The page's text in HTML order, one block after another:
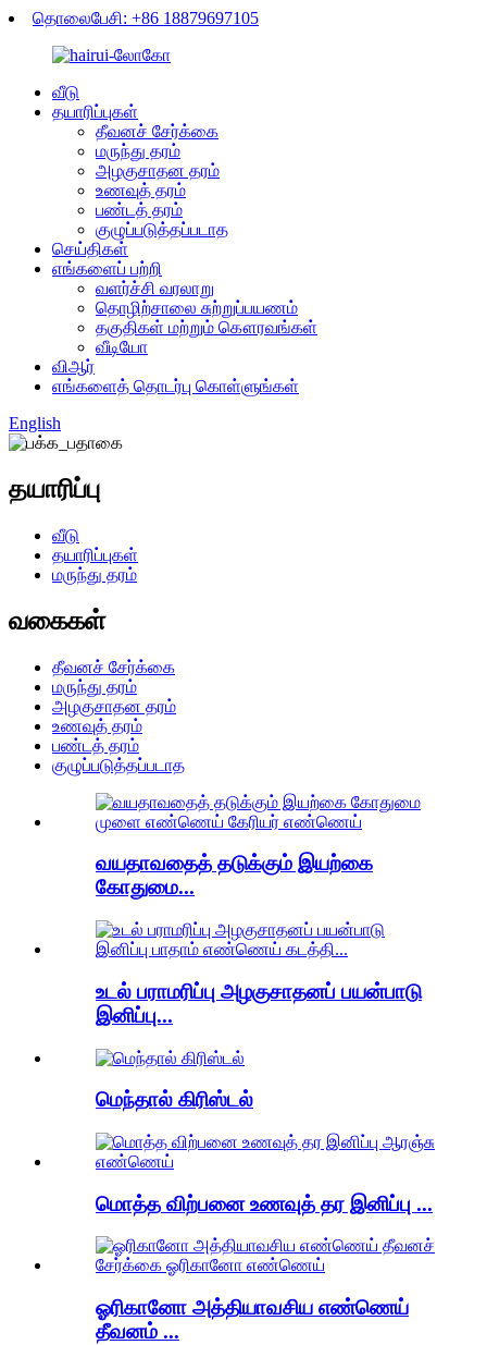
தொலைபேசி: +86 18879697105
வீடு
தயாரிப்புகள்
தீவனச் சேர்க்கை
மருந்து தரம்
அழகுசாதன தரம்
உணவுத் தரம்
பண்டத் தரம்
குழுப்படுத்தப்படாத
செய்திகள்
எங்களைப் பற்றி
வளர்ச்சி வரலாறு
தொழிற்சாலை சுற்றுப்பயணம்
தகுதிகள் மற்றும் கௌரவங்கள்
வீடியோ
விஆர்
எங்களைத் தொடர்பு கொள்ளுங்கள்
English
தயாரிப்பு
வீடு
தயாரிப்புகள்
மருந்து தரம்
வகைகள்
தீவனச் சேர்க்கை
மருந்து தரம்
அழகுசாதன தரம்
உணவுத் தரம்
பண்டத் தரம்
குழுப்படுத்தப்படாத
வயதாவதைத் தடுக்கும் இயற்கை
கோதுமை...
உடல் பராமரிப்பு அழகுசாதனப் பயன்பாடு
இனிப்பு...
மெந்தால் கிரிஸ்டல்
மொத்த விற்பனை உணவுத் தர இனிப்பு ...
ஓரிகானோ அத்தியாவசிய எண்ணெய்
தீவனம் ...